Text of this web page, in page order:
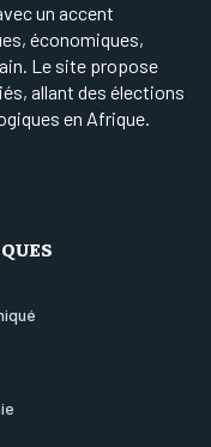
un accent
économiques,
Le site propose
allant des élections
en Afrique.